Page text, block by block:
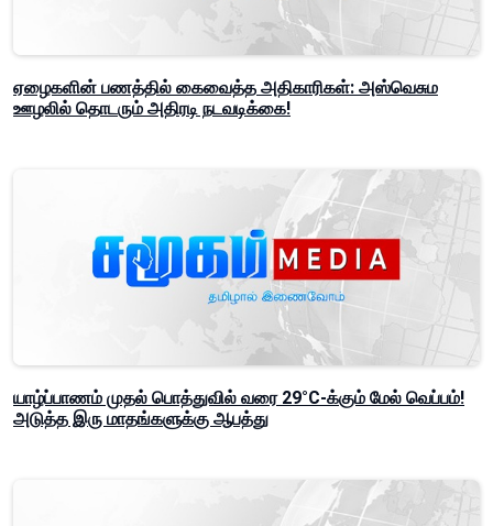
ஏழைகளின் பணத்தில் கைவைத்த அதிகாரிகள்: அஸ்வெசும
ஊழலில் தொடரும் அதிரடி நடவடிக்கை!
யாழ்ப்பாணம் முதல் பொத்துவில் வரை 29°C-க்கும் மேல் வெப்பம்!
அடுத்த இரு மாதங்களுக்கு ஆபத்து